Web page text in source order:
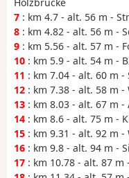
7 : km 4.7 - alt. 56 m -
8 : km 4.82 - alt. 56 m -
9 : km 5.56 - alt. 57 m -
10 : km 5.9 - alt. 54 m -
11 : km 7.04 - alt. 60 m -
12 : km 7.38 - alt. 58 m
13 : km 8.03 - alt. 67 m -
14 : km 8.6 - alt. 75 m -
15 : km 9.31 - alt. 92 m -
16 : km 9.8 - alt. 94 m -
17 : km 10.78 - alt. 87 m